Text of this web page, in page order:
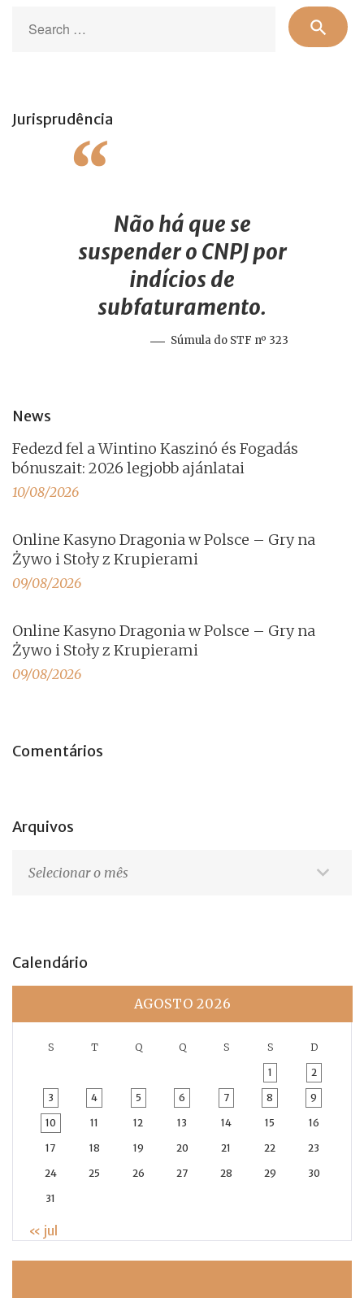
for:
search
Jurisprudência
Não há que se
suspender o CNPJ por
indícios de
subfaturamento.
Súmula do STF nº 323
News
Fedezd fel a Wintino Kaszinó és Fogadás
bónuszait: 2026 legjobb ajánlatai
10/08/2026
Online Kasyno Dragonia w Polsce – Gry na
Żywo i Stoły z Krupierami
09/08/2026
Online Kasyno Dragonia w Polsce – Gry na
Żywo i Stoły z Krupierami
09/08/2026
Comentários
Arquivos
Calendário
AGOSTO 2026
S T Q Q S S D
1 2
3 4 5 6 7 8 9
10 11 12 13 14 15 16
17 18 19 20 21 22 23
24 25 26 27 28 29 30
31
« jul